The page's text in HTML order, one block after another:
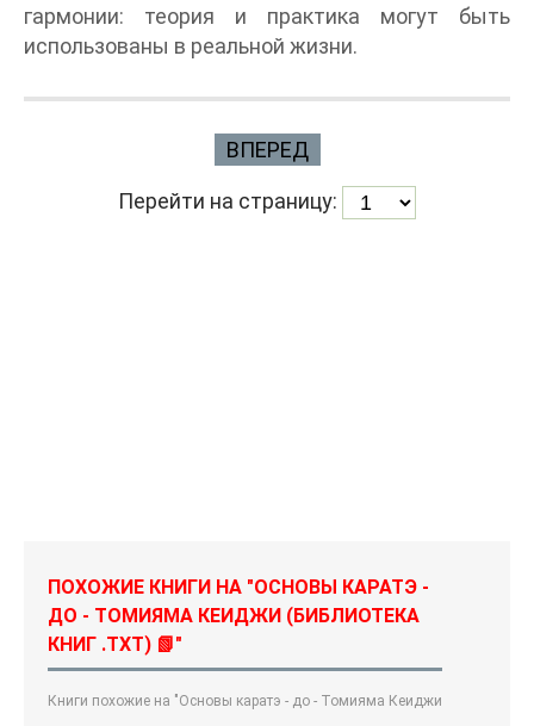
гармонии: теория и практика могут быть
использованы в реальной жизни.
ВПЕРЕД
Перейти на страницу:
ПОХОЖИЕ КНИГИ НА "ОСНОВЫ КАРАТЭ -
ДО - ТОМИЯМА КЕИДЖИ (БИБЛИОТЕКА
КНИГ .TXT) 📗"
Книги похожие на "Основы каратэ - до - Томияма Кеиджи